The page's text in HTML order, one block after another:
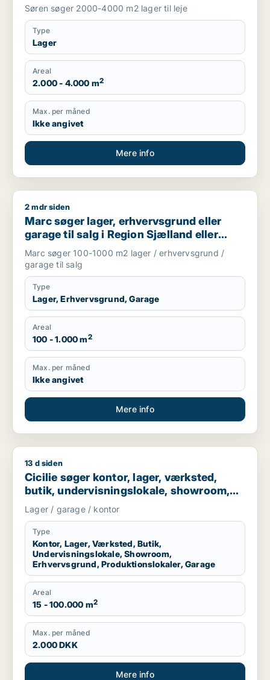
Søren søger 2000-4000 m2 lager til leje
Type
Lager
Areal
2.000 - 4.000 m2
Max. per måned
Ikke angivet
Mere info
Marc søger lager, erhvervsgrund eller garage til salg i
2 mdr siden
Marc søger lager, erhvervsgrund eller
garage til salg i Region Sjælland eller
Nordsjælland
Marc søger 100-1000 m2 lager / erhvervsgrund /
garage til salg
Type
Lager, Erhvervsgrund, Garage
Areal
100 - 1.000 m2
Max. per måned
Ikke angivet
Mere info
Cicilie søger kontor, lager, værksted, butik,
13 d siden
Cicilie søger kontor, lager, værksted,
butik, undervisningslokale, showroom,
erhvervsgrund, produktionslokaler eller
garage til leje i Region Sjælland eller
Nordsjælland
Lager / garage / kontor
Type
Kontor, Lager, Værksted, Butik,
Undervisningslokale, Showroom,
Erhvervsgrund, Produktionslokaler, Garage
Areal
15 - 100.000 m2
Max. per måned
2.000 DKK
Mere info